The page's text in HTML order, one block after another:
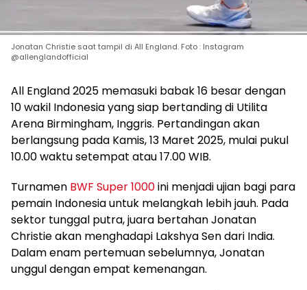
Jonatan Christie saat tampil di All England. Foto : Instagram
@allenglandofficial
All England 2025 memasuki babak 16 besar dengan
10 wakil Indonesia yang siap bertanding di Utilita
Arena Birmingham, Inggris. Pertandingan akan
berlangsung pada Kamis, 13 Maret 2025, mulai pukul
10.00 waktu setempat atau 17.00 WIB.
Turnamen BWF Super 1000ini menjadi ujian bagi para
pemain Indonesia untuk melangkah lebih jauh. Pada
sektor tunggal putra, juara bertahan Jonatan
Christie akan menghadapi Lakshya Sen dari India.
Dalam enam pertemuan sebelumnya, Jonatan
unggul dengan empat kemenangan.